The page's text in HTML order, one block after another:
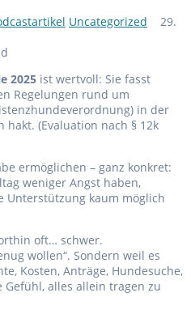
Uncategorized
29.
2025 ist wertvoll: Sie fasst
Regelungen rund um
in der
hakt. (Evaluation nach § 12k
ermöglichen – ganz konkret:
weniger Angst haben,
Unterstützung kaum möglich
oft… schwer.
wollen“. Sondern weil es
Kosten, Anträge, Hundesuche,
alles allein tragen zu